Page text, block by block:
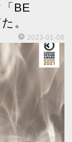
BE
。
2023-01-08